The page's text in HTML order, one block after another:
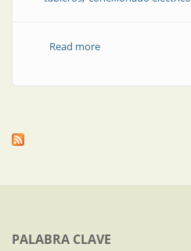
Read moreabout Conexión
PALABRA CLAVE